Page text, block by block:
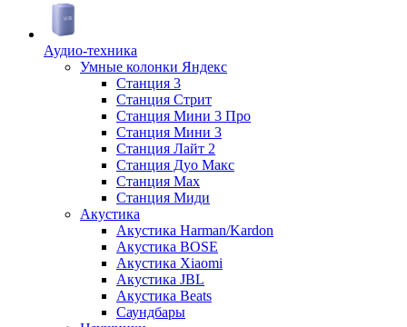
Аудио-техника
Умные колонки Яндекс
Станция 3
Станция Стрит
Станция Мини 3 Про
Станция Мини 3
Станция Лайт 2
Станция Дуо Макс
Станция Max
Станция Миди
Акустика
Акустика Harman/Kardon
Акустика BOSE
Акустика Xiaomi
Акустика JBL
Акустика Beats
Саундбары